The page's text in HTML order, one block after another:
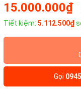
15.000.000₫
Tiết kiệm: 5.112.500₫
Gọi